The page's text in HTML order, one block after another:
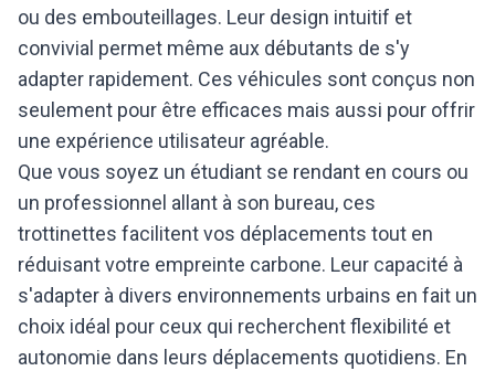
ou des embouteillages. Leur design intuitif et
convivial permet même aux débutants de s'y
adapter rapidement. Ces véhicules sont conçus non
seulement pour être efficaces mais aussi pour offrir
une expérience utilisateur agréable.
Que vous soyez un étudiant se rendant en cours ou
un professionnel allant à son bureau, ces
trottinettes facilitent vos déplacements tout en
réduisant votre empreinte carbone. Leur capacité à
s'adapter à divers environnements urbains en fait un
choix idéal pour ceux qui recherchent flexibilité et
autonomie dans leurs déplacements quotidiens. En